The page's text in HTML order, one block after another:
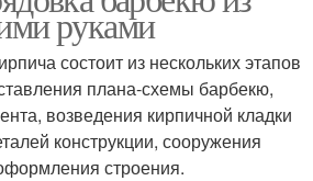
руками
состоит из нескольких этапов
плана-схемы барбекю,
возведения кирпичной кладки
конструкции, сооружения
строения.